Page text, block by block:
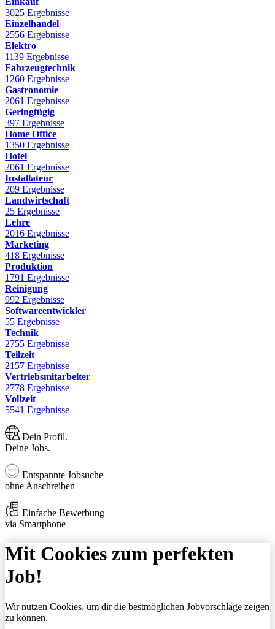
3025 Ergebnisse
Einzelhandel
2556 Ergebnisse
Elektro
1139 Ergebnisse
Fahrzeugtechnik
1260 Ergebnisse
Gastronomie
2061 Ergebnisse
Geringfügig
397 Ergebnisse
Home Office
1350 Ergebnisse
Hotel
2061 Ergebnisse
Installateur
209 Ergebnisse
Landwirtschaft
25 Ergebnisse
Lehre
2016 Ergebnisse
Marketing
418 Ergebnisse
Produktion
1791 Ergebnisse
Reinigung
992 Ergebnisse
Softwareentwickler
55 Ergebnisse
Technik
2755 Ergebnisse
Teilzeit
2157 Ergebnisse
Vertriebsmitarbeiter
2778 Ergebnisse
Vollzeit
5541 Ergebnisse
Dein Profil.
Deine Jobs.
Entspannte Jobsuche
ohne Anschreiben
Einfache Bewerbung
via Smartphone
Mit Cookies zum perfekten
Job!
Wir nutzen Cookies, um dir die bestmöglichen Jobvorschläge zeigen
zu können.